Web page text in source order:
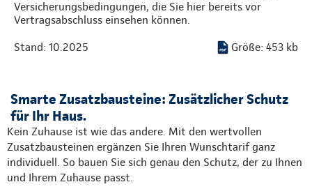
Versicherungsbedingungen, die Sie hier bereits vor
Vertragsabschluss einsehen können.
Stand: 10.2025 Größe: 453 kb
Smarte Zusatzbausteine: Zusätzlicher Schutz
für Ihr Haus.
Kein Zuhause ist wie das andere. Mit den wertvollen
Zusatzbausteinen ergänzen Sie Ihren Wunschtarif ganz
individuell. So bauen Sie sich genau den Schutz, der zu Ihnen
und Ihrem Zuhause passt.